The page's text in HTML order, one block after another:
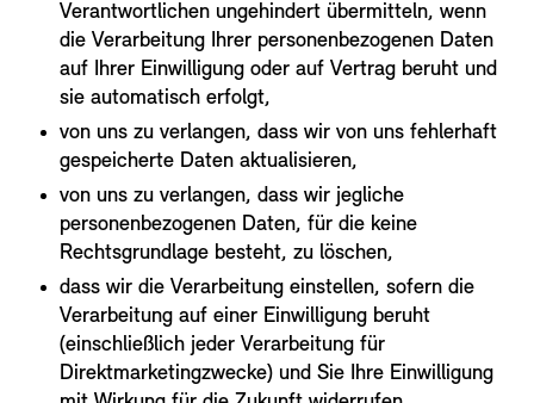
Verantwortlichen ungehindert übermitteln, wenn
die Verarbeitung Ihrer personenbezogenen Daten
auf Ihrer Einwilligung oder auf Vertrag beruht und
sie automatisch erfolgt,
von uns zu verlangen, dass wir von uns fehlerhaft
gespeicherte Daten aktualisieren,
von uns zu verlangen, dass wir jegliche
personenbezogenen Daten, für die keine
Rechtsgrundlage besteht, zu löschen,
dass wir die Verarbeitung einstellen, sofern die
Verarbeitung auf einer Einwilligung beruht
(einschließlich jeder Verarbeitung für
Direktmarketingzwecke) und Sie Ihre Einwilligung